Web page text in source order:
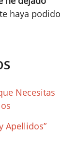
haya podido
Necesitas
Apellidos”